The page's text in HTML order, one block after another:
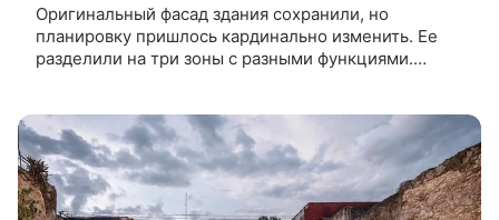
Оригинальный фасад здания сохранили, но
планировку пришлось кардинально изменить. Ее
разделили на три зоны с разными функциями.
современную